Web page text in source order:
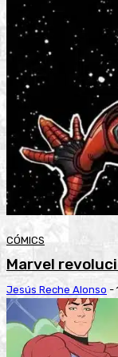
CÓMICS
Marvel
Jesús Reche Alonso -